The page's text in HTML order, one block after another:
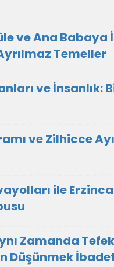
ve Ana Babaya
Temeller
ve İnsanlık:
ve Zilhicce
ile
Zamanda
Düşünmek